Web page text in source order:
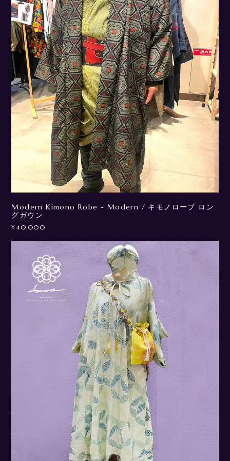
Modern Kimono Robe - Modern / キモノローブ ロン
グガウン
¥40,000